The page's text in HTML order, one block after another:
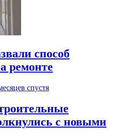
способ
ремонте
спустя
с новыми